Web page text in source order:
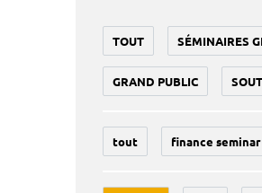
TOUT SÉMINAIRES
GRAND PUBLIC
tout finance seminar